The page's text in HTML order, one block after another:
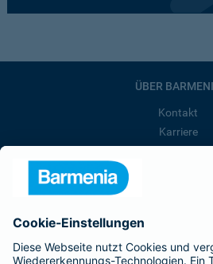
ÜBER
Kontakt
Karriere
Barmenia ist Teil der